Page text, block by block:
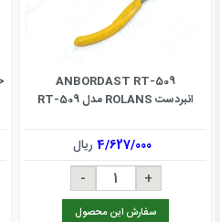
ANBORDAST RT-509
انبردست ROLANS مدل RT-509
4/627/000 ریال
سفارش این محصول